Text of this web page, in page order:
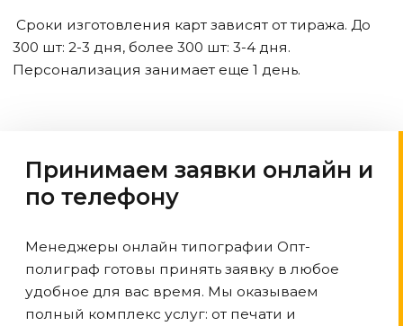
Сроки изготовления карт зависят от тиража. До
300 шт: 2-3 дня, более 300 шт: 3-4 дня.
Персонализация занимает еще 1 день.
Принимаем заявки онлайн и
по телефону
Менеджеры онлайн типографии Опт-
полиграф готовы принять заявку в любое
удобное для вас время. Мы оказываем
полный комплекс услуг: от печати и